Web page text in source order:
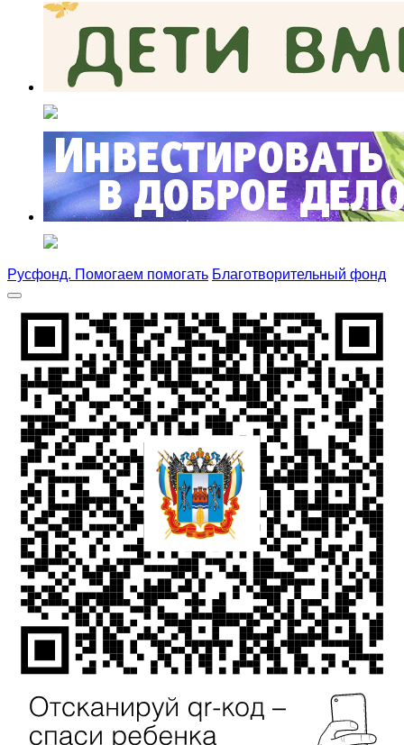
Русфонд. Помогаем помогать Благотворительный фонд